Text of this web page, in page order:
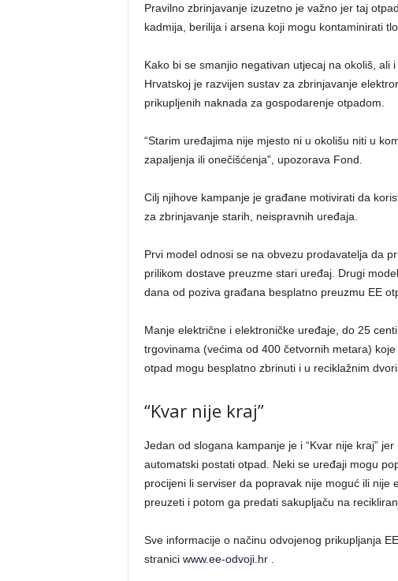
Pravilno zbrinjavanje izuzetno je važno jer taj
kadmija, berilija i arsena koji mogu kontaminirati
Kako bi se smanjio negativan utjecaj na okoliš,
Hrvatskoj je razvijen sustav za zbrinjavanje
prikupljenih naknada za gospodarenje otpadom.
“Starim uređajima nije mjesto ni u okolišu niti u
zapaljenja ili onečišćenja”, upozorava Fond.
Cilj njihove kampanje je građane motivirati da
za zbrinjavanje starih, neispravnih uređaja.
Prvi model odnosi se na obvezu prodavatelja da
prilikom dostave preuzme stari uređaj. Drugi
dana od poziva građana besplatno preuzmu EE
Manje električne i elektroničke uređaje, do 25
trgovinama (većima od 400 četvornih metara)
otpad mogu besplatno zbrinuti i u reciklažnim
“Kvar nije kraj”
Jedan od slogana kampanje je i “Kvar nije kraj”
automatski postati otpad. Neki se uređaji mogu
procijeni li serviser da popravak nije moguć ili
preuzeti i potom ga predati sakupljaču na
Sve informacije o načinu odvojenog prikupljanja
stranici www.ee-odvoji.hr.